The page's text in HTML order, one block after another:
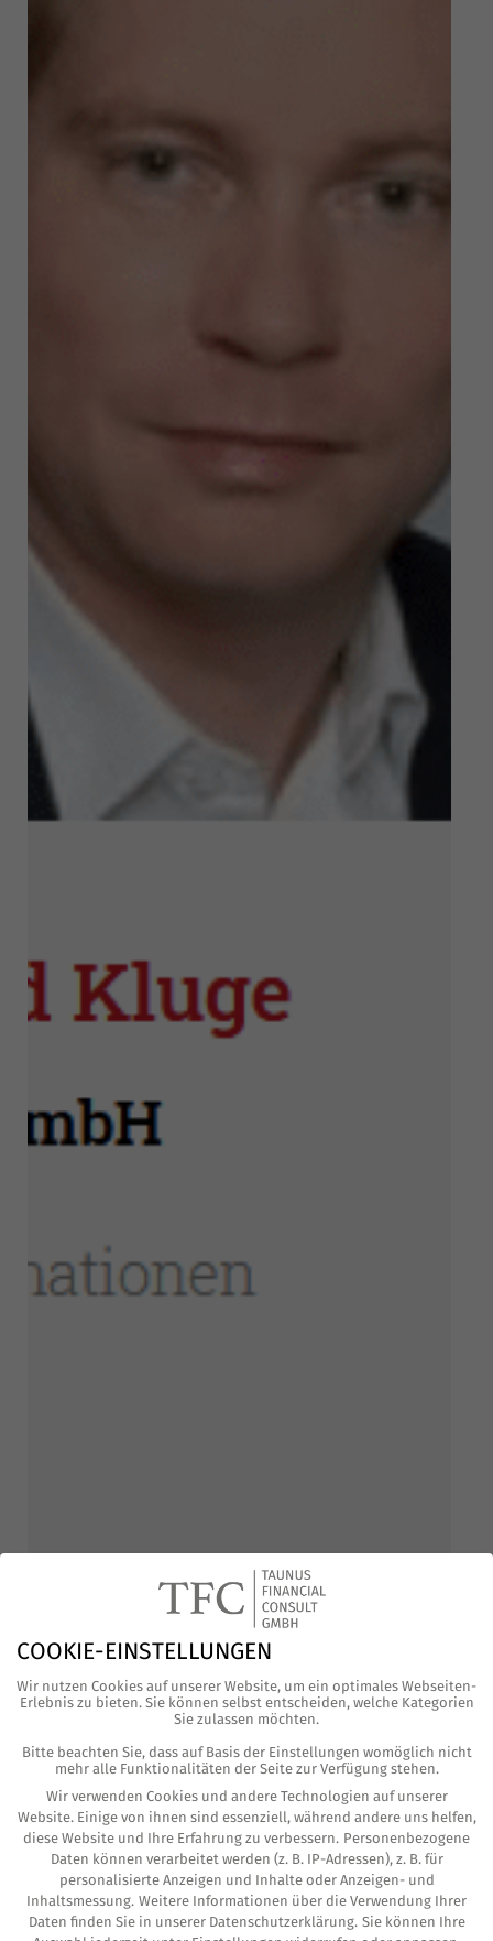
Vielen Dank für die Einladung zum BVMW
webimpuls. Melden auch Sie sich an und
COOKIE-EINSTELLUNGEN
Wir nutzen Cookies auf unserer Website, um ein optimales Webseiten-
Erlebnis zu bieten. Sie können selbst entscheiden, welche Kategorien
Sie zulassen möchten.
Bitte beachten Sie, dass auf Basis der Einstellungen womöglich nicht
mehr alle Funktionalitäten der Seite zur Verfügung stehen.
Wir verwenden Cookies und andere Technologien auf unserer
Website. Einige von ihnen sind essenziell, während andere uns helfen,
diese Website und Ihre Erfahrung zu verbessern. Personenbezogene
Daten können verarbeitet werden (z. B. IP-Adressen), z. B. für
personalisierte Anzeigen und Inhalte oder Anzeigen- und
Inhaltsmessung. Weitere Informationen über die Verwendung Ihrer
Daten finden Sie in unserer Datenschutzerklärung. Sie können Ihre